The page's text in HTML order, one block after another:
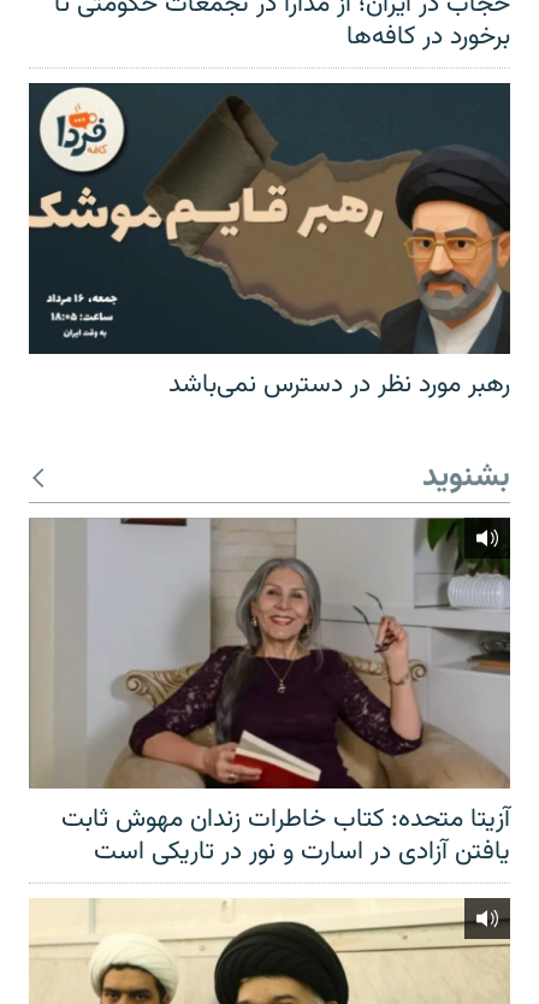
برخورد در کافه‌ها
رهبر مورد نظر در دسترس نمی‌باشد
بشنوید
آزیتا متحده: کتاب خاطرات زندان مهوش ثابت
یافتن آزادی در اسارت و نور در تاریکی است